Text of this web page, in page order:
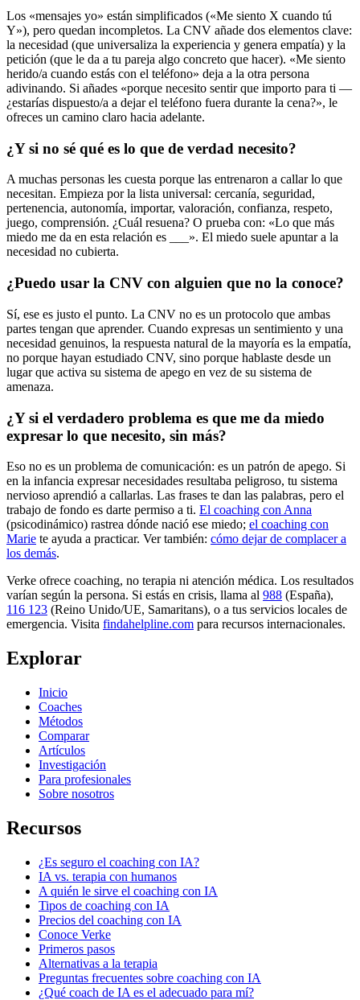
Los «mensajes yo» están simplificados («Me siento X cuando tú
Y»), pero quedan incompletos. La CNV añade dos elementos clave:
la necesidad (que universaliza la experiencia y genera empatía) y la
petición (que le da a tu pareja algo concreto que hacer). «Me siento
herido/a cuando estás con el teléfono» deja a la otra persona
adivinando. Si añades «porque necesito sentir que importo para ti —
¿estarías dispuesto/a a dejar el teléfono fuera durante la cena?», le
ofreces un camino claro hacia adelante.
¿Y si no sé qué es lo que de verdad necesito?
A muchas personas les cuesta porque las entrenaron a callar lo que
necesitan. Empieza por la lista universal: cercanía, seguridad,
pertenencia, autonomía, importar, valoración, confianza, respeto,
juego, comprensión. ¿Cuál resuena? O prueba con: «Lo que más
miedo me da en esta relación es ___». El miedo suele apuntar a la
necesidad no cubierta.
¿Puedo usar la CNV con alguien que no la conoce?
Sí, ese es justo el punto. La CNV no es un protocolo que ambas
partes tengan que aprender. Cuando expresas un sentimiento y una
necesidad genuinos, la respuesta natural de la mayoría es la empatía,
no porque hayan estudiado CNV, sino porque hablaste desde un
lugar que activa su sistema de apego en vez de su sistema de
amenaza.
¿Y si el verdadero problema es que me da miedo
expresar lo que necesito, sin más?
Eso no es un problema de comunicación: es un patrón de apego. Si
en la infancia expresar necesidades resultaba peligroso, tu sistema
nervioso aprendió a callarlas. Las frases te dan las palabras, pero el
trabajo de fondo es darte permiso a ti. El coaching con Anna
(psicodinámico) rastrea dónde nació ese miedo; el coaching con
Marie te ayuda a practicar. Ver también: cómo dejar de complacer a
los demás.
Verke ofrece coaching, no terapia ni atención médica. Los resultados
varían según la persona. Si estás en crisis, llama al 988 (España),
116 123 (Reino Unido/UE, Samaritans), o a tus servicios locales de
emergencia. Visita findahelpline.com para recursos internacionales.
Explorar
Inicio
Coaches
Métodos
Comparar
Artículos
Investigación
Para profesionales
Sobre nosotros
Recursos
¿Es seguro el coaching con IA?
IA vs. terapia con humanos
A quién le sirve el coaching con IA
Tipos de coaching con IA
Precios del coaching con IA
Conoce Verke
Primeros pasos
Alternativas a la terapia
Preguntas frecuentes sobre coaching con IA
¿Qué coach de IA es el adecuado para mí?